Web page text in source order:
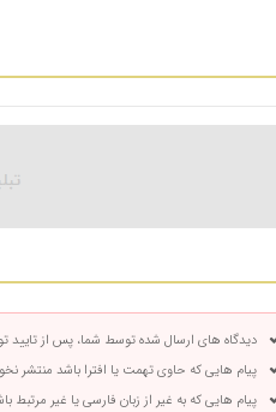
دیدگاه های ارسال شده توسط شما، پس از
پیام هایی که حاوی تهمت یا افترا باشد منتشر
پیام هایی که به غیر از زبان فارسی یا غیر مرتبط